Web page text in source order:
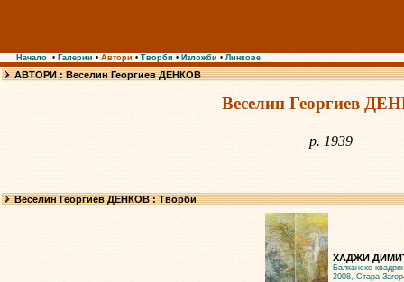
Начало • Галерии • Автори • Творби • Изложби • Линкове
АВТОРИ : Веселин Георгиев ДЕНКОВ
Веселин Георгиев
р. 1939
Веселин Георгиев ДЕНКОВ : Творби
ХАДЖИ
Балканско
2008, Стара